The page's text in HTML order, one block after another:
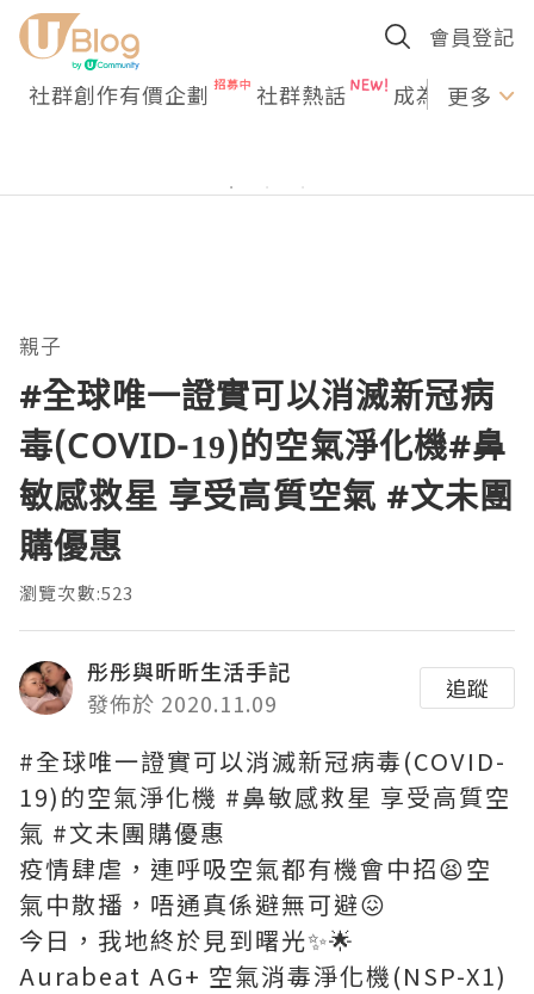
會員登記
社群創作有價企劃 社群熱話 成為U更多
親子
#全球唯一證實可以消滅新冠病
毒(COVID-19)的空氣淨化機#鼻
敏感救星 享受高質空氣 #文未團
購優惠
瀏覽次數:523
彤彤與昕昕生活手記
發佈於 2020.11.09
追蹤
#全球唯一證實可以消滅新冠病毒(COVID-
19)的空氣淨化機 #鼻敏感救星 享受高質空
氣 #文未團購優惠
疫情肆虐，連呼吸空氣都有機會中招😫空
氣中散播，唔通真係避無可避😖
今日，我地終於見到曙光✨🌟
Aurabeat AG+ 空氣消毒淨化機(NSP-X1)